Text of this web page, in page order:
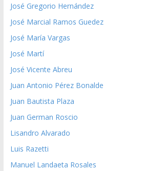
José Gregorio Hernández
José Marcial Ramos Guedez
José María Vargas
José Martí
José Vicente Abreu
Juan Antonio Pérez Bonalde
Juan Bautista Plaza
Juan German Roscio
Lisandro Alvarado
Luis Razetti
Manuel Landaeta Rosales